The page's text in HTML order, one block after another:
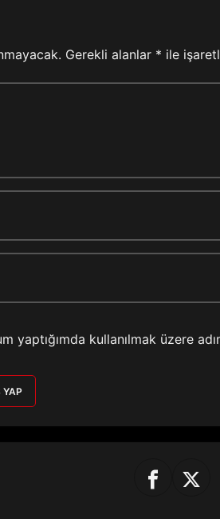
Gerekli alanlar * ile
yaptığımda kullanılmak üzere
YAP